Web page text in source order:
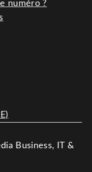
numéro ?
Business, IT &